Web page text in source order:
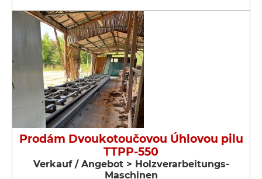
Prodám Dvoukotoučovou Úhlovou pilu
TTPP-550
Verkauf / Angebot > Holzverarbeitungs-
Maschinen